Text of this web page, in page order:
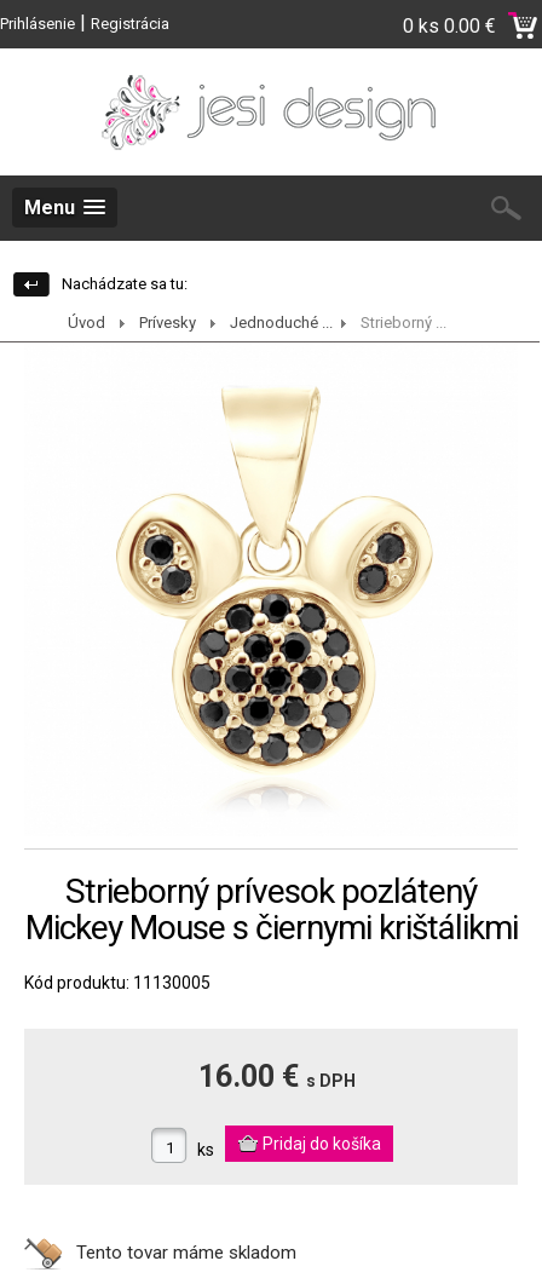
Prihlásenie | Registrácia 0 ks 0.00 €
Menu
Nachádzate sa tu:
Úvod Prívesky Jednoduché ... Strieborný ...
Strieborný prívesok pozlátený
Mickey Mouse s čiernymi krištálikmi
Kód produktu: 11130005
16.00 € s DPH
ks
Tento tovar máme skladom